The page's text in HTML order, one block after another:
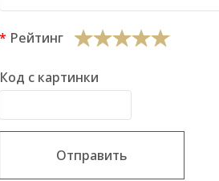
Рейтинг
Код с картинки
Отправить